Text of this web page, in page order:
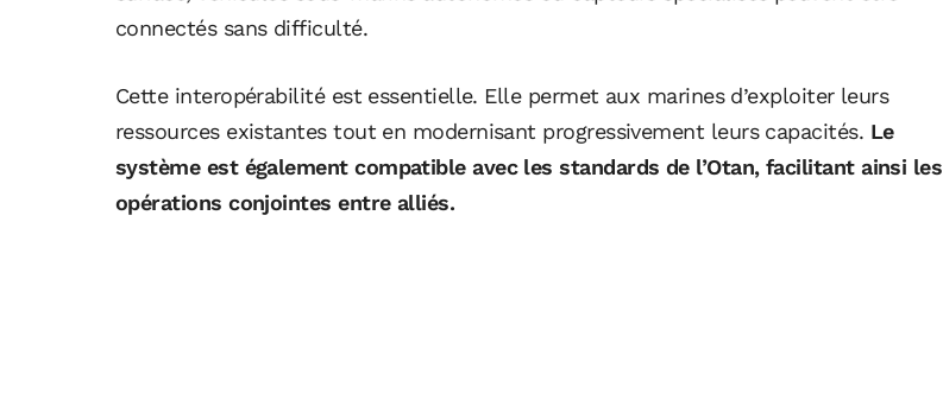
connectés sans difficulté.
Cette interopérabilité est essentielle. Elle permet aux marines d’exploiter leurs
ressources existantes tout en modernisant progressivement leurs capacités. Le
système est également compatible avec les standards de l’Otan, facilitant ainsi les
opérations conjointes entre alliés.